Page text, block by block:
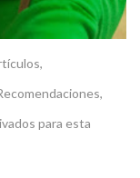
,
,
para esta